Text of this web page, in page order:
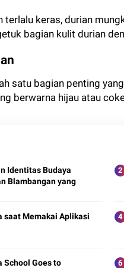
terlalu keras, durian
bagian kulit durian
satu bagian penting
berwarna hijau atau
Identitas Budaya
Blambangan yang
saat Memakai Aplikasi
School Goes to